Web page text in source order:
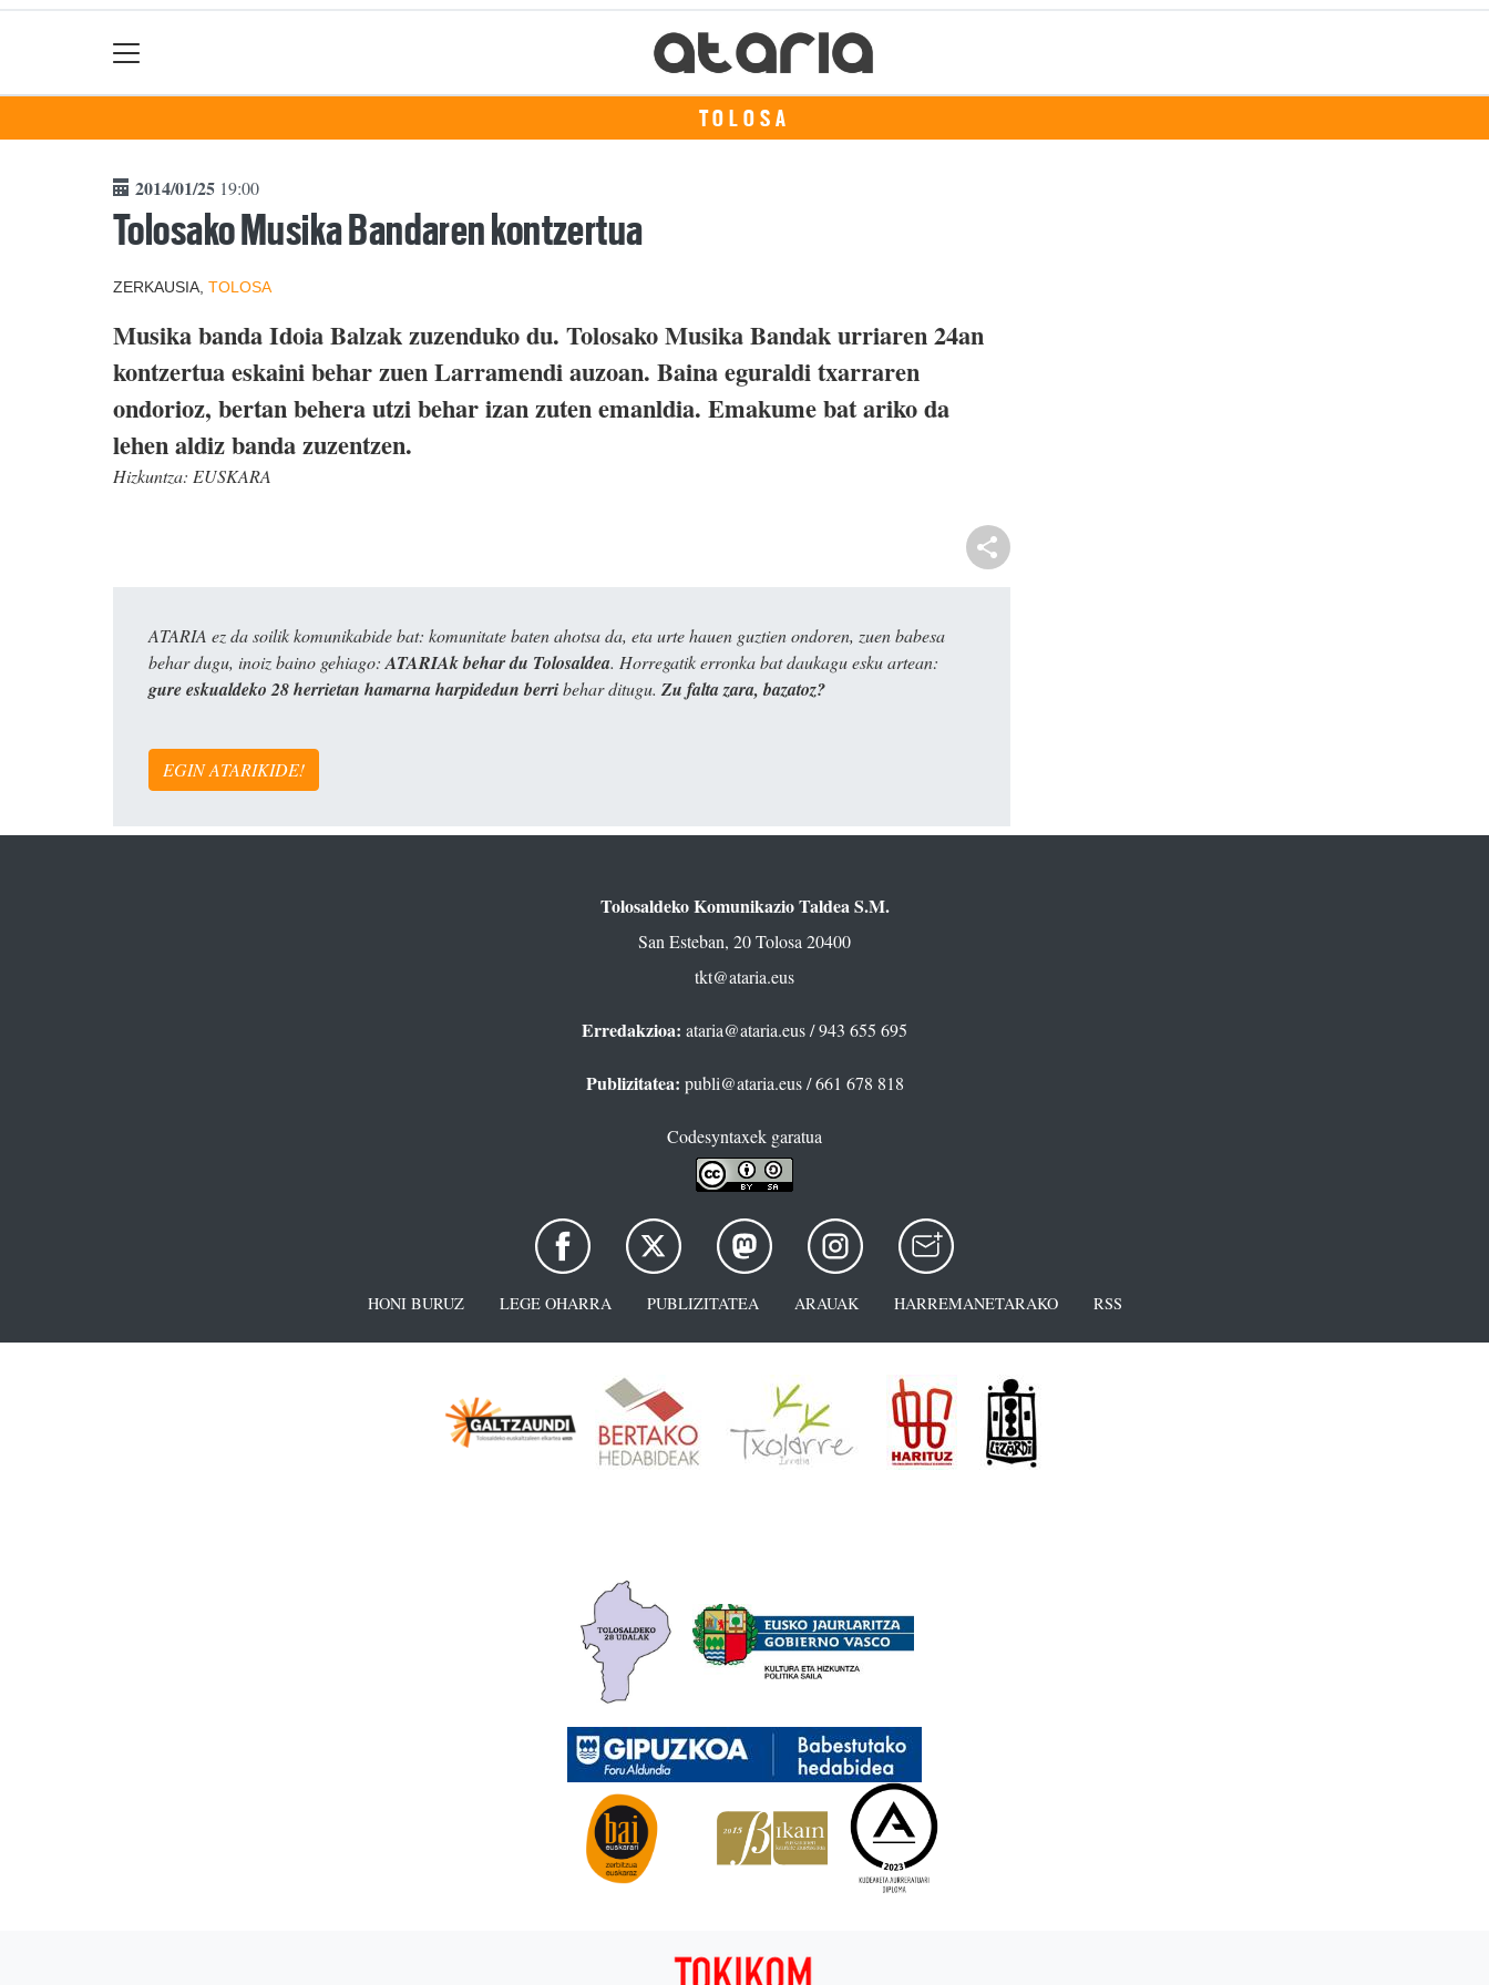
TOLOSA
2014/01/25 19:00
Tolosako Musika Bandaren kontzertua
ZERKAUSIA, TOLOSA
Musika banda Idoia Balzak zuzenduko du. Tolosako Musika Bandak urriaren 24an
kontzertua eskaini behar zuen Larramendi auzoan. Baina eguraldi txarraren
ondorioz, bertan behera utzi behar izan zuten emanldia. Emakume bat ariko da
lehen aldiz banda zuzentzen.
Hizkuntza: EUSKARA
ATARIA ez da soilik komunikabide bat: komunitate baten ahotsa da, eta urte hauen guztien ondoren, zuen babesa
behar dugu, inoiz baino gehiago:ATARIAk behar du Tolosaldea. Horregatik erronka bat daukagu esku artean:
gure eskualdeko 28 herrietan hamarna harpidedun berribehar ditugu. Zu falta zara, bazatoz?
EGIN ATARIKIDE!
Tolosaldeko Komunikazio Taldea S.M.
San Esteban, 20 Tolosa 20400
tkt@ataria.eus
Erredakzioa: ataria@ataria.eus/ 943 655 695
Publizitatea: publi@ataria.eus/ 661 678 818
Codesyntaxek garatua
HONI BURUZ LEGE OHARRA PUBLIZITATEA ARAUAK HARREMANETARAKO RSS